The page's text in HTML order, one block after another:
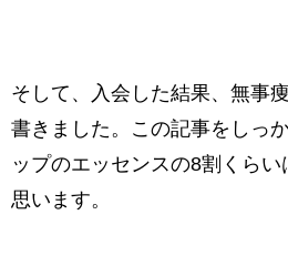
そして、入会した結果、無事
書きました。この記事をしっ
ップのエッセンスの8割くら
思います。